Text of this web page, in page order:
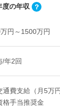
度の年収
円～1500万円
/年2回
通費支給（月5万
格手当推奨金